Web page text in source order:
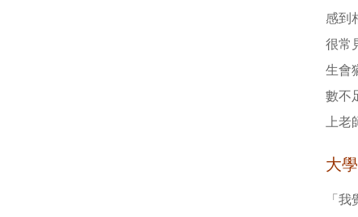
感到
很常
生會
數不
上
大
「